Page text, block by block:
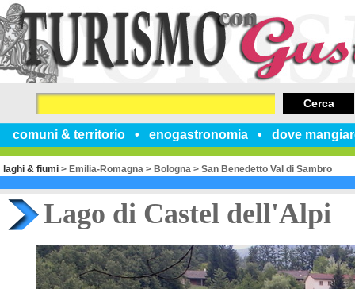
comuni & territorio enogastronomia dove
Cerca
laghi & fiumi > Emilia-Romagna > Bologna > San Benedetto Val di Sambro
Lago di Castel dell'Alpi